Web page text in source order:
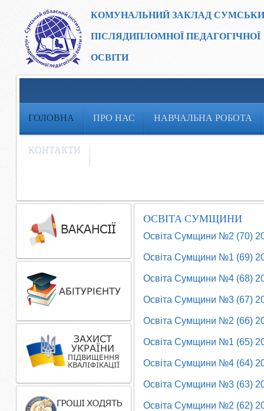
КОМУНАЛЬНИЙ ЗАКЛАД
ПІСЛЯДИПЛОМНОЇ ПЕДАГОГІЧНОЇ
ОСВІТИ
ГОЛОВНА ПРО НАС НАВЧАЛЬНА РОБОТА
КОНТАКТИ
ОСВІТА СУМЩИНИ
Освіта Сумщини №2 (70)
Освіта Сумщини №1 (69)
Освіта Сумщини №4 (68)
Освіта Сумщини №3 (67)
Освіта Сумщини №2 (66)
Освіта Сумщини №1 (65)
Освіта Сумщини №4 (64)
Освіта Сумщини №3 (63)
Освіта Сумщини №2 (62)